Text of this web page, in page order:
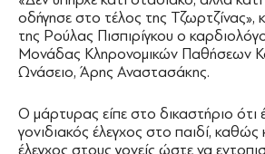
οδήγησε στο τέλος της Τζωρτζίνας»,
της Ρούλας Πισπιρίγκου ο
Μονάδας Κληρονομικών Παθήσεων
Ωνάσειο, Άρης Αναστασάκης.
Ο μάρτυρας είπε στο δικαστήριο ότι
γονιδιακός έλεγχος στο παιδί, καθώς
έλεγχος στους γονείς ώστε να